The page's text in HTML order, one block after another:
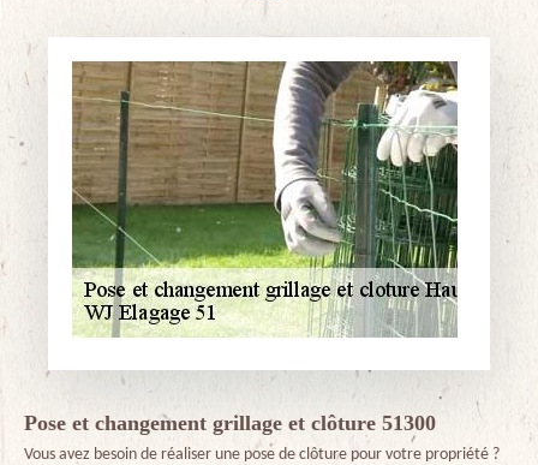
Pose et changement grillage et clôture 51300
Vous avez besoin de réaliser une pose de clôture pour votre propriété ?